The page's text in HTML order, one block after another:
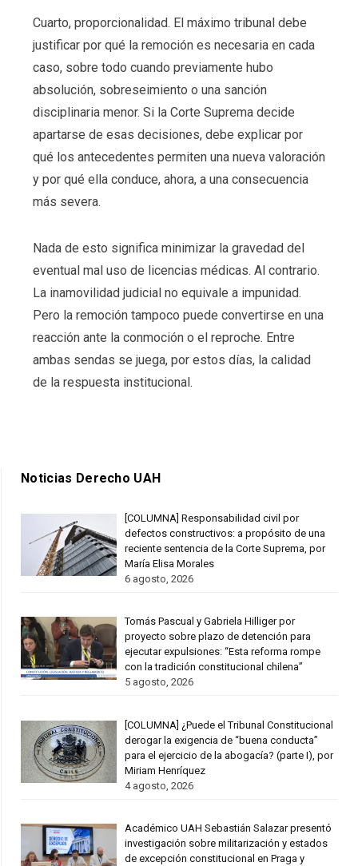
Cuarto, proporcionalidad. El máximo tribunal debe
justificar por qué la remoción es necesaria en cada
caso, sobre todo cuando previamente hubo
absolución, sobreseimiento o una sanción
disciplinaria menor. Si la Corte Suprema decide
apartarse de esas decisiones, debe explicar por
qué los antecedentes permiten una nueva valoración
y por qué ella conduce, ahora, a una consecuencia
más severa.
Nada de esto significa minimizar la gravedad del
eventual mal uso de licencias médicas. Al contrario.
La inamovilidad judicial no equivale a impunidad.
Pero la remoción tampoco puede convertirse en una
reacción ante la conmoción o el reproche. Entre
ambas sendas se juega, por estos días, la calidad
de la respuesta institucional.
Noticias Derecho UAH
[COLUMNA] Responsabilidad civil por
defectos constructivos: a propósito de una
reciente sentencia de la Corte Suprema, por
María Elisa Morales
6 agosto, 2026
Tomás Pascual y Gabriela Hilliger por
proyecto sobre plazo de detención para
ejecutar expulsiones: “Esta reforma rompe
con la tradición constitucional chilena”
5 agosto, 2026
[COLUMNA] ¿Puede el Tribunal Constitucional
derogar la exigencia de “buena conducta”
para el ejercicio de la abogacía? (parte I), por
Miriam Henríquez
4 agosto, 2026
Académico UAH Sebastián Salazar presentó
investigación sobre militarización y estados
de excepción constitucional en Praga y